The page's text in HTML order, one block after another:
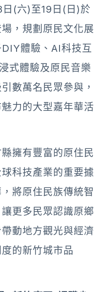
日(六)至19日(日)於
，規劃原民文化展
體驗、AI科技互
式體驗及原民音樂
數萬名民眾參與，
力的大型嘉年華活
擁有豐富的原住民
科技產業的重要據
將原住民族傳統智
更多民眾認識原鄉
動地方觀光與經濟
的新竹城市品